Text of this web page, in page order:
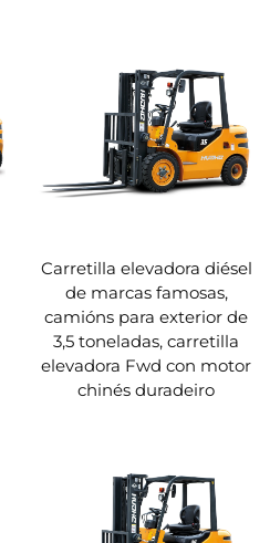
Carretilla elevadora diésel
de marcas famosas,
camións para exterior de
3,5 toneladas, carretilla
elevadora Fwd con motor
chinés duradeiro